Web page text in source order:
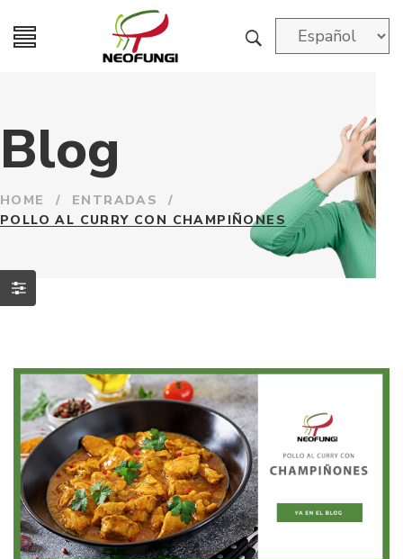
Blog
HOME / ENTRADAS
/
POLLO AL CURRY CON CHAMPIÑONES